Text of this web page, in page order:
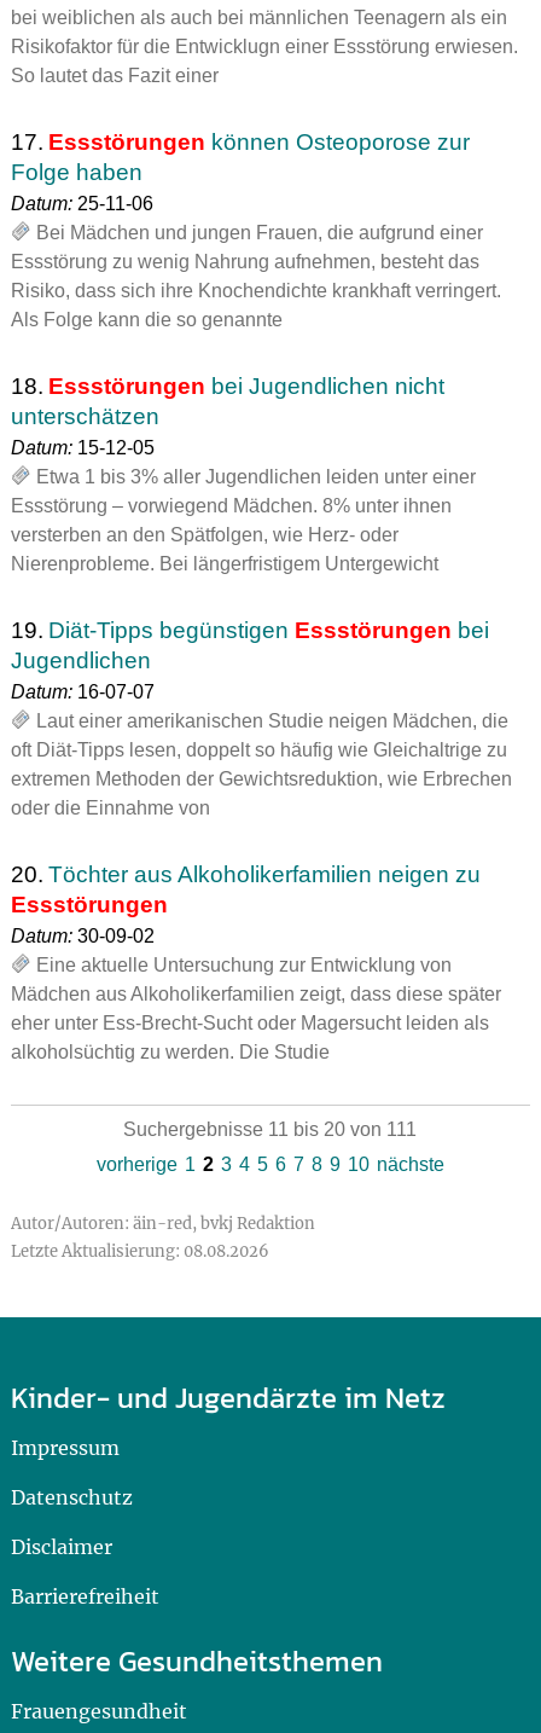
bei weiblichen als auch bei männlichen Teenagern als ein
Risikofaktor für die Entwicklugn einer Essstörung erwiesen.
So lautet das Fazit einer
17. Essstörungen können Osteoporose zur
Folge haben
Datum:25-11-06
Bei Mädchen und jungen Frauen, die aufgrund einer
Essstörung zu wenig Nahrung aufnehmen, besteht das
Risiko, dass sich ihre Knochendichte krankhaft verringert.
Als Folge kann die so genannte
18. Essstörungen bei Jugendlichen nicht
unterschätzen
Datum:15-12-05
Etwa 1 bis 3% aller Jugendlichen leiden unter einer
Essstörung – vorwiegend Mädchen. 8% unter ihnen
versterben an den Spätfolgen, wie Herz- oder
Nierenprobleme. Bei längerfristigem Untergewicht
19. Diät-Tipps begünstigen Essstörungen bei
Jugendlichen
Datum:16-07-07
Laut einer amerikanischen Studie neigen Mädchen, die
oft Diät-Tipps lesen, doppelt so häufig wie Gleichaltrige zu
extremen Methoden der Gewichtsreduktion, wie Erbrechen
oder die Einnahme von
20. Töchter aus Alkoholikerfamilien neigen zu
Essstörungen
Datum:30-09-02
Eine aktuelle Untersuchung zur Entwicklung von
Mädchen aus Alkoholikerfamilien zeigt, dass diese später
eher unter Ess-Brecht-Sucht oder Magersucht leiden als
alkoholsüchtig zu werden. Die Studie
Suchergebnisse 11 bis 20 von 111
vorherige 1 2 3 4 5 6 7 8 9 10 nächste
Autor/Autoren: äin-red, bvkj Redaktion
Letzte Aktualisierung: 08.08.2026
Kinder- und Jugendärzte im Netz
Impressum
Datenschutz
Disclaimer
Barrierefreiheit
Weitere Gesundheitsthemen
Frauengesundheit